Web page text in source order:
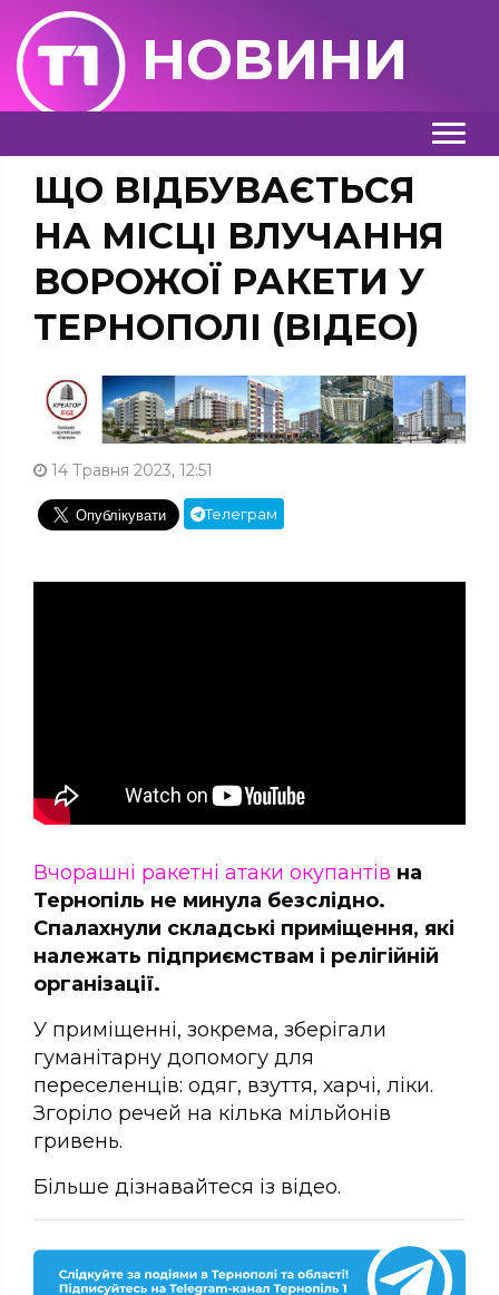
НОВИНИ
ЩО ВІДБУВАЄТЬСЯ
НА МІСЦІ ВЛУЧАННЯ
ВОРОЖОЇ РАКЕТИ У
ТЕРНОПОЛІ (ВІДЕО)
14 Травня 2023, 12:51
Телеграм
Вчорашні ракетні атаки окупантів на
Тернопіль не минула безслідно.
Спалахнули складські приміщення, які
належать підприємствам і релігійній
організації.
У приміщенні, зокрема, зберігали
гуманітарну допомогу для
переселенців: одяг, взуття, харчі, ліки.
Згоріло речей на кілька мільйонів
гривень.
Більше дізнавайтеся із відео.